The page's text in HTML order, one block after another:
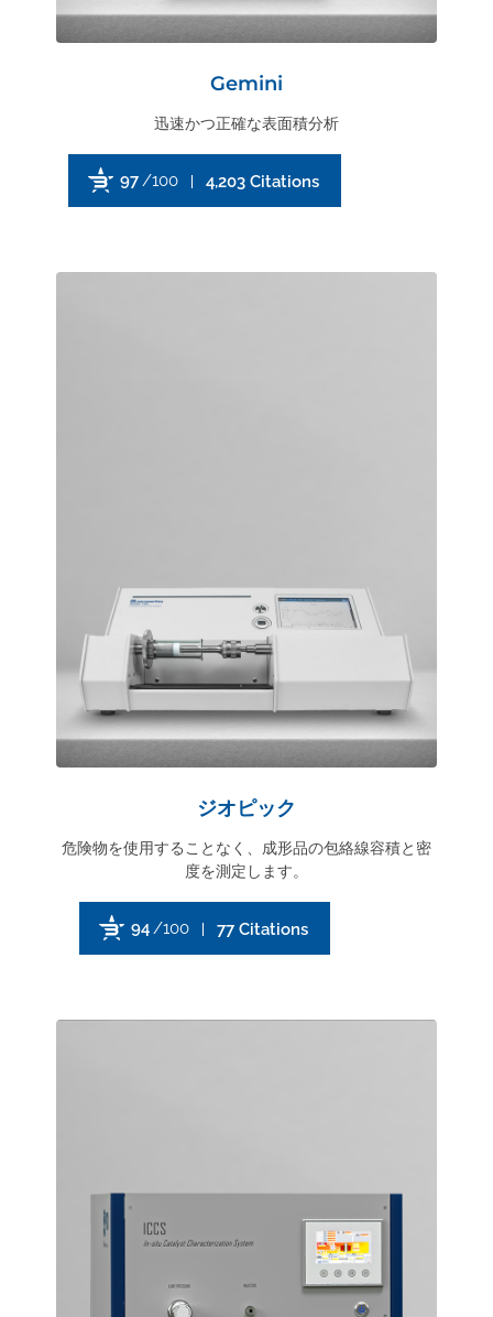
Gemini
迅速かつ正確な表面積分析
97/100 4,203 Citations
ジオピック
危険物を使用することなく、成形品の包絡線容積と密
度を測定します。
94 /100 77 Citations